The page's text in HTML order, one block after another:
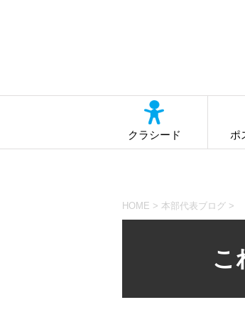
クラシード ポ
HOME > 本部代表ブログ >
こ